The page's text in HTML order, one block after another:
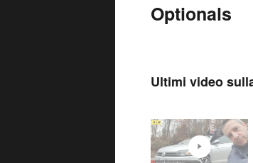
Optionals
Ultimi video